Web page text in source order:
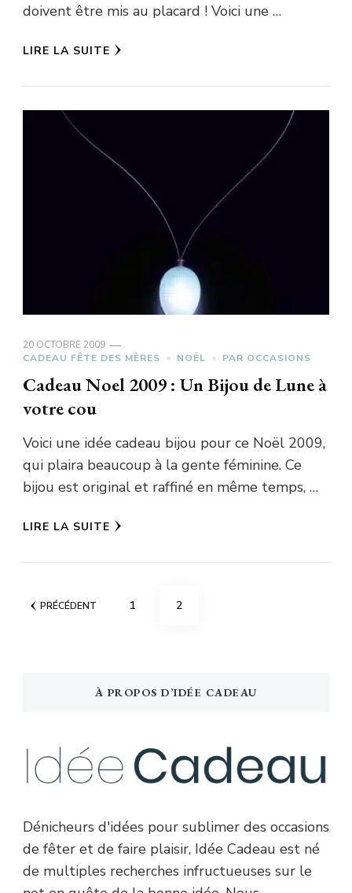
doivent être mis au placard ! Voici une …
LIRE LA SUITE
20 OCTOBRE 2009
CADEAU FÊTE DES MÈRES
NOËL PAR OCCASIONS
Cadeau Noel 2009 : Un Bijou de Lune à
votre cou
Voici une idée cadeau bijou pour ce Noël 2009,
qui plaira beaucoup à la gente féminine. Ce
bijou est original et raffiné en même temps, …
LIRE LA SUITE
Pagination
PRÉCÉDENT PAGE
1 PAGE
2
À PROPOS D’IDÉE CADEAU
Dénicheurs d'idées pour sublimer des occasions
de fêter et de faire plaisir, Idée Cadeau est né
de multiples recherches infructueuses sur le